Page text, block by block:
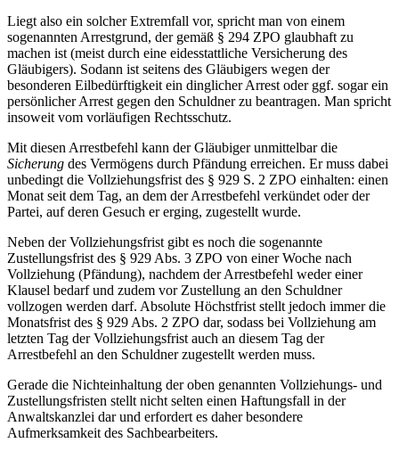
Liegt also ein solcher Extremfall vor, spricht man von einem
sogenannten Arrestgrund, der gemäß § 294 ZPO glaubhaft zu
machen ist (meist durch eine eidesstattliche Versicherung des
Gläubigers). Sodann ist seitens des Gläubigers wegen der
besonderen Eilbedürftigkeit ein dinglicher Arrest oder ggf. sogar ein
persönlicher Arrest gegen den Schuldner zu beantragen. Man spricht
insoweit vom vorläufigen Rechtsschutz.
Mit diesen Arrestbefehl kann der Gläubiger unmittelbar die
Sicherung des Vermögens durch Pfändung erreichen. Er muss dabei
unbedingt die Vollziehungsfrist des § 929 S. 2 ZPO einhalten: einen
Monat seit dem Tag, an dem der Arrestbefehl verkündet oder der
Partei, auf deren Gesuch er erging, zugestellt wurde.
Neben der Vollziehungsfrist gibt es noch die sogenannte
Zustellungsfrist des § 929 Abs. 3 ZPO von einer Woche nach
Vollziehung (Pfändung), nachdem der Arrestbefehl weder einer
Klausel bedarf und zudem vor Zustellung an den Schuldner
vollzogen werden darf. Absolute Höchstfrist stellt jedoch immer die
Monatsfrist des § 929 Abs. 2 ZPO dar, sodass bei Vollziehung am
letzten Tag der Vollziehungsfrist auch an diesem Tag der
Arrestbefehl an den Schuldner zugestellt werden muss.
Gerade die Nichteinhaltung der oben genannten Vollziehungs- und
Zustellungsfristen stellt nicht selten einen Haftungsfall in der
Anwaltskanzlei dar und erfordert es daher besondere
Aufmerksamkeit des Sachbearbeiters.